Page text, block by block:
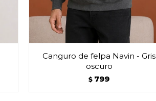
Canguro de felpa Navin - Gris
oscuro
$ 799